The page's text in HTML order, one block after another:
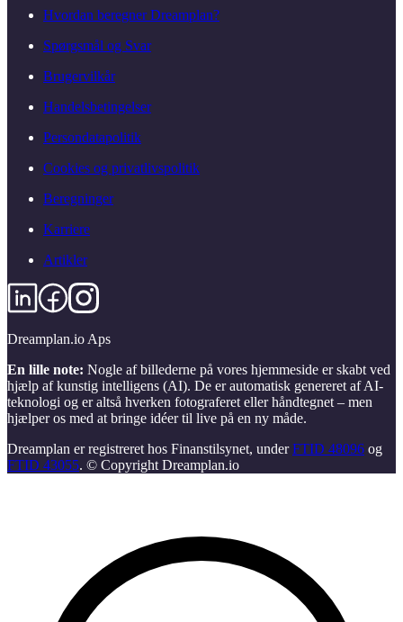
Hvordan beregner Dreamplan?
Spørgsmål og Svar
Brugervilkår
Handelsbetingelser
Persondatapolitik
Cookies og privatlivspolitik
Beregninger
Karriere
Artikler
Dreamplan.io Aps
En lille note: Nogle af billederne på vores hjemmeside er skabt ved
hjælp af kunstig intelligens (AI). De er automatisk genereret af AI-
teknologi og er altså hverken fotograferet eller håndtegnet – men
hjælper os med at bringe idéer til live på en ny måde.
Dreamplan er registreret hos Finanstilsynet, underFTID 48096 og
FTID 43055. © Copyright Dreamplan.io